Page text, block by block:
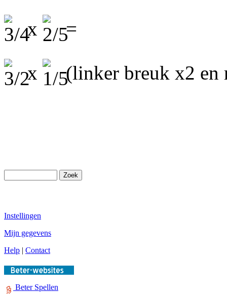
x =
x (linker breuk x2 en
Instellingen
Mijn gegevens
Help | Contact
Beter Spellen